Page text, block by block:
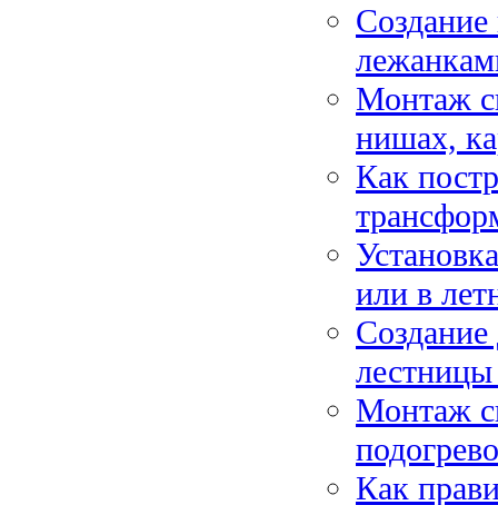
Создание
Монтаж
нишах,
Как
или в
Создание
Монтаж
Как